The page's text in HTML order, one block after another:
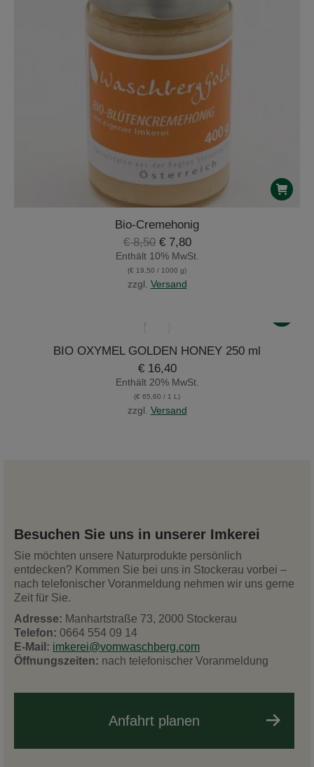
Bio-Cremehonig
€8,50 Ursprünglicher
Preis
war:
€ 8,50
€7,80Aktueller
Preis
Enthält 10% MwSt.
(€ 19,50 / 1000 g)
zzgl. Versand
BIO OXYMEL GOLDEN HONEY 250 ml
€16,40
Enthält 20% MwSt.
(€ 65,60 / 1 L)
zzgl. Versand
Besuchen Sie uns in unserer Imkerei
Sie möchten unsere Naturprodukte persönlich
entdecken? Kommen Sie bei uns in Stockerau vorbei –
nach telefonischer Voranmeldung nehmen wir uns gerne
Zeit für Sie.
Adresse: Manhartstraße 73, 2000 Stockerau
Telefon: 0664 554 09 14
E-Mail: imkerei@vomwaschberg.com
Öffnungszeiten: nach telefonischer Voranmeldung
Anfahrt planen